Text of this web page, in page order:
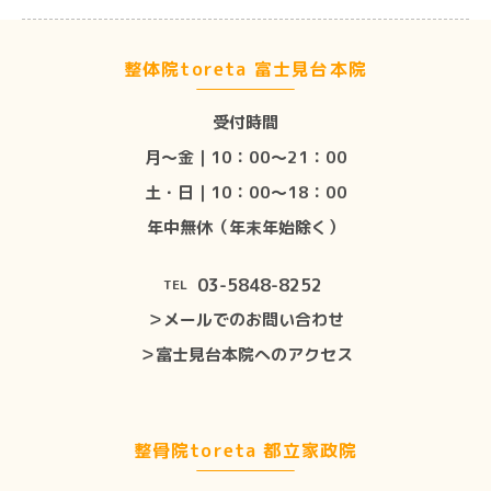
整体院toreta 富士見台本院
受付時間
月〜金｜10：00〜21：00
土・日｜10：00〜18：00
年中無休（年末年始除く）
TEL 03-5848-8252
＞メールでのお問い合わせ
＞富士見台本院へのアクセス
整骨院toreta 都立家政院